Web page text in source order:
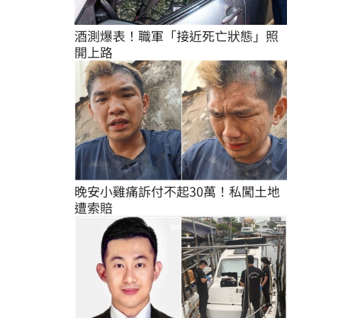
酒測爆表！職軍「接近死亡狀態」照
開上路
晚安小雞痛訴付不起30萬！私闖土地
遭索賠